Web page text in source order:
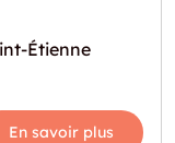
Étienne
En savoir plus